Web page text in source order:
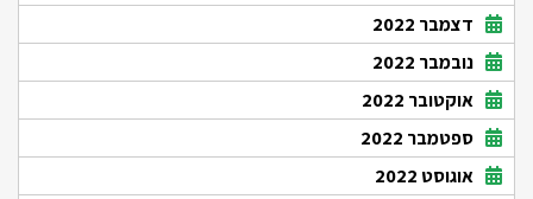
דצמבר 2022
נובמבר 2022
אוקטובר 2022
ספטמבר 2022
אוגוסט 2022